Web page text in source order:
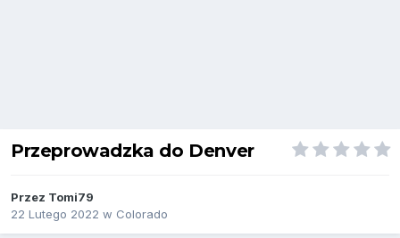
Przeprowadzka do Denver
Przez Tomi79
22 Lutego 2022 w Colorado